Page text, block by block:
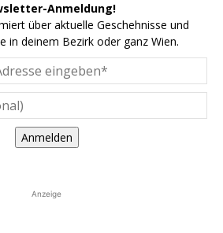
Anmeldung!
über aktuelle Geschehnisse und
in deinem Bezirk oder ganz Wien.
Anmelden
Anzeige